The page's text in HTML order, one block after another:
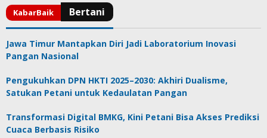
Jawa Timur Mantapkan Diri Jadi Laboratorium Inovasi
Pangan Nasional
Pengukuhkan DPN HKTI 2025–2030: Akhiri Dualisme,
Satukan Petani untuk Kedaulatan Pangan
Transformasi Digital BMKG, Kini Petani Bisa Akses Prediksi
Cuaca Berbasis Risiko